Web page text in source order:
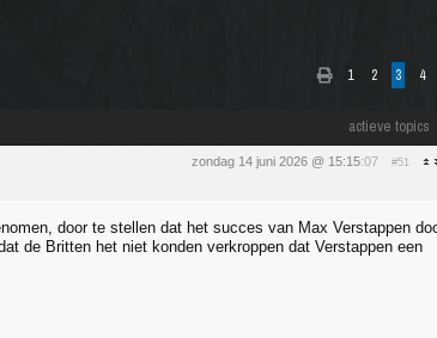
1 2 3 4
actieve topics
zondag 14 juni 2026 @ 15:15:07 #51
door te stellen dat het succes van Max Verstappen
de Britten het niet konden verkroppen dat Verstappen een